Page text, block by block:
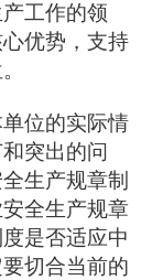
工作的领
优势，支持
位的实际情
突出的问
生产规章制
全生产规章
是否适应中
切合当前的